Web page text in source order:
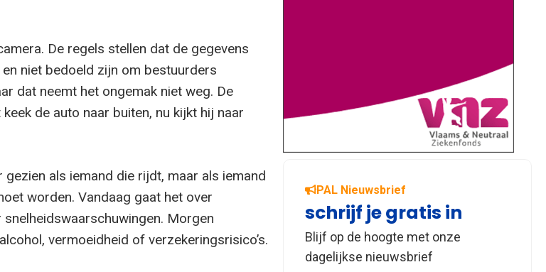
De regels stellen dat de gegevens
niet bedoeld zijn om bestuurders
dat neemt het ongemak niet weg. De
de auto naar buiten, nu kijkt hij naar
als iemand die rijdt, maar als iemand
worden. Vandaag gaat het over
Morgen
vermoeidheid of verzekeringsrisico’s.
PAL Nieuwsbrief
schrijf je gratis in
Blijf op de hoogte met onze
dagelijkse nieuwsbrief